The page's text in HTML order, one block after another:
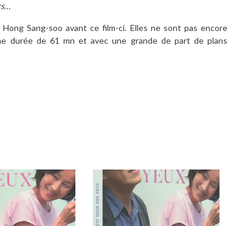
Sang-soo avant ce film-ci. Elles ne sont pas encore
durée de 61 mn et avec une grande de part de plans